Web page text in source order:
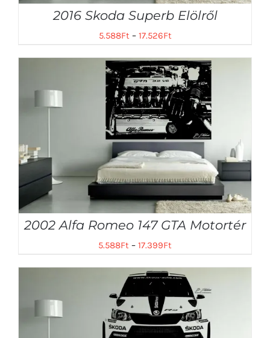
2016 Skoda Superb Elölről
5.588Ft– 17.526Ft
2002 Alfa Romeo 147 GTA Motortér
5.588Ft – 17.399Ft